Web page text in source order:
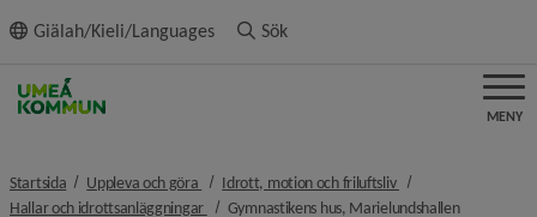
innehållet
Giälah/Kieli/Languages Sök
MENY
Startsida Uppleva och göra nivå i brödsmulenavigeringen
Idrott, motion och friluftsliv nivå i
Hallar och idrottsanläggningar nivå i brödsmulenavigeringen
Gymnastikens hus, Marielundshallennivå i